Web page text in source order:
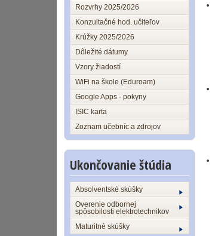
Rozvrhy 2025/2026
Konzultačné hod. učiteľov
Krúžky 2025/2026
Dôležité dátumy
Vzory žiadostí
WiFi na škole (Eduroam)
Google Apps - pokyny
ISIC karta
Zoznam učebníc a zdrojov
Ukončovanie štúdia
Absolventské skúšky
Overenie odbornej
spôsobilosti elektrotechnikov
Maturitné skúšky